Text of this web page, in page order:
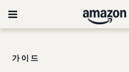
가이드